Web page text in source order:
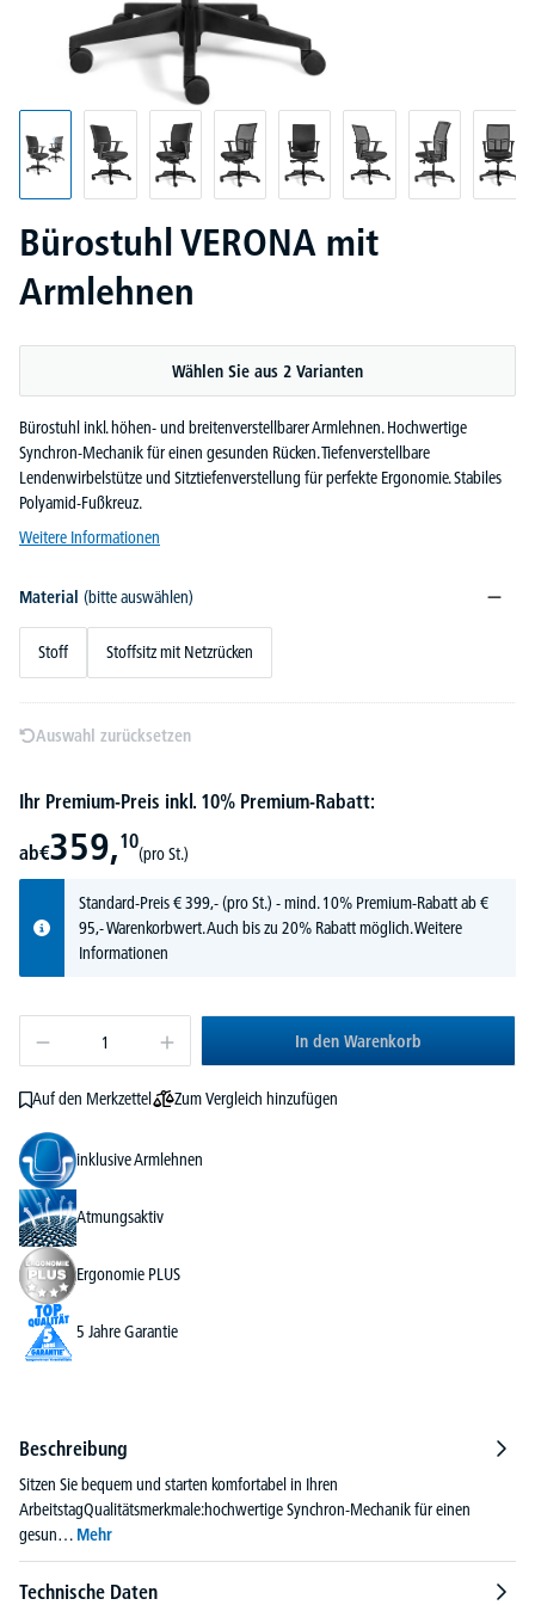
Bürostuhl VERONA mit
Armlehnen
Wählen Sie aus 2 Varianten
Bürostuhl inkl. höhen- und breitenverstellbarer Armlehnen. Hochwertige
Synchron-Mechanik für einen gesunden Rücken. Tiefenverstellbare
Lendenwirbelstütze und Sitztiefenverstellung für perfekte Ergonomie. Stabiles
Polyamid-Fußkreuz.
Weitere Informationen
Material (bitte auswählen)
Stoff Stoffsitz mit Netzrücken
Auswahl zurücksetzen
Ihr Premium-Preis inkl. 10% Premium-Rabatt:
ab€359,10
(pro St.)
Standard-Preis€399,-(pro St.) - mind. 10% Premium-Rabatt ab €
95,- Warenkorbwert. Auch bis zu 20% Rabatt möglich.Weitere
Informationen
In den Warenkorb
Auf den Merkzettel Zum Vergleich hinzufügen
inklusive Armlehnen
Atmungsaktiv
Ergonomie PLUS
5 Jahre Garantie
Beschreibung
Sitzen Sie bequem und starten komfortabel in Ihren
ArbeitstagQualitätsmerkmale:hochwertige Synchron-Mechanik für einen
gesun… Mehr
Technische Daten